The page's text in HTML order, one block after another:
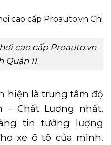
cao cấp Proauto.vn
Quận 11
hiện là trung tâm độ
– Chất Lượng nhất,
tin tưởng lượng
xe ô tô của mình.